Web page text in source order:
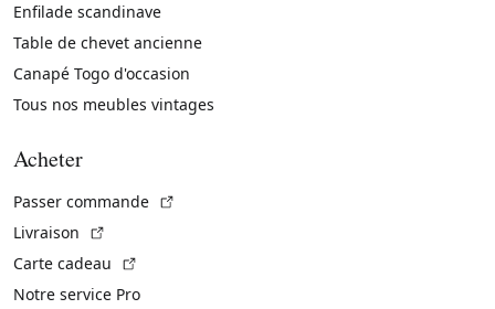
Enfilade scandinave
Table de chevet ancienne
Canapé Togo d'occasion
Tous nos meubles vintages
Acheter
Passer commande
Livraison
Carte cadeau
Notre service Pro